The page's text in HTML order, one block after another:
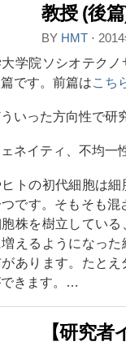
教授 (後
BY HMT ⋅
学院ソシオテク
です。前篇はこち
いった方向性で研
ネイティ、不均一
トの初代細胞は
つです。そもそも
株を樹立してい
えるようになっ
があります。たと
きます。…
【研究